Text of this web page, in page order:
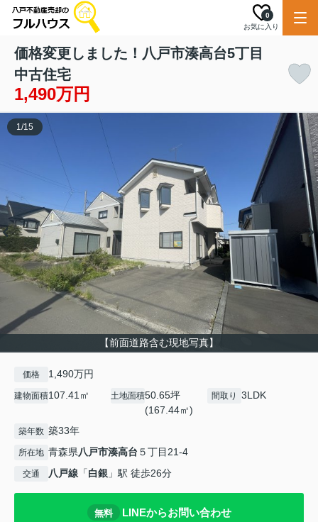
お気に入り
0
価格変更しました！八戸市湊高台5丁目
中古住宅
1,490万円
【前面道路含む現地写真】
1/15
価格 1,490万円
建物面積107.41㎡ 土地面積50.65坪
(167.44㎡)
間取り 3LDK
築年数 築33年
所在地 青森県八戸市湊高台 ５丁目21‐4
交通 八戸線 「白銀 」駅 徒歩26分
無料 LINEからお問い合わせ